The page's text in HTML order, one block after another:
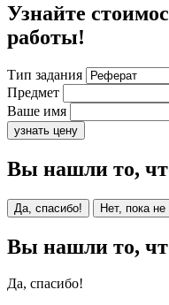
Узнайте
работы!
Тип задания
Предмет
Ваше имя
узнать цену
Вы нашли то,
Да, спасибо! Нет, пока
Вы нашли то,
Да, спасибо!